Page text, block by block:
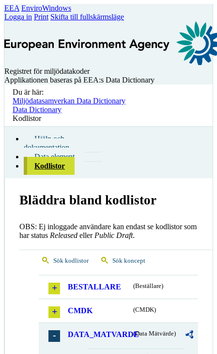
EEA EnviroWindows
Logga in Print Skifta till fullskärmsläge
Registret för miljödatakoder
Applikationen baseras på EEA:s Data Dictionary
Du är här:
Miljödatasamverkan Data Dictionary
Data Dictionary
Kodlistor
Hjälp och
dokumentation
Data element
Kodlistor
Bläddra bland kodlistor
OBS: Ej inloggade användare kan endast se kodlistor som
har status Released eller Public Draft.
Sök kodlistor Sök koncept
BESTALLARE (Beställare)
CMDK (CMDK)
DATA_MATVARDE(Data Mätvärde)